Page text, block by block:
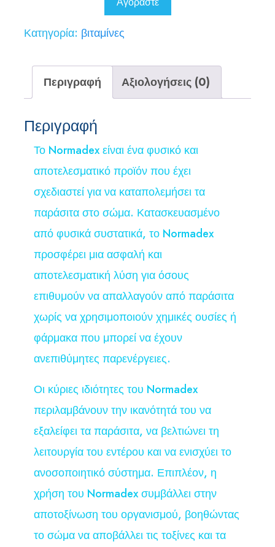
Κατηγορία: βιταμίνες
Περιγραφή Αξιολογήσεις (0)
Περιγραφή
Το Normadex είναι ένα φυσικό και
αποτελεσματικό προϊόν που έχει
σχεδιαστεί για να καταπολεμήσει τα
παράσιτα στο σώμα. Κατασκευασμένο
από φυσικά συστατικά, το Normadex
προσφέρει μια ασφαλή και
αποτελεσματική λύση για όσους
επιθυμούν να απαλλαγούν από παράσιτα
χωρίς να χρησιμοποιούν χημικές ουσίες ή
φάρμακα που μπορεί να έχουν
ανεπιθύμητες παρενέργειες.
Οι κύριες ιδιότητες του Normadex
περιλαμβάνουν την ικανότητά του να
εξαλείφει τα παράσιτα, να βελτιώνει τη
λειτουργία του εντέρου και να ενισχύει το
ανοσοποιητικό σύστημα. Επιπλέον, η
χρήση του Normadex συμβάλλει στην
αποτοξίνωση του οργανισμού, βοηθώντας
το σώμα να αποβάλλει τις τοξίνες και τα